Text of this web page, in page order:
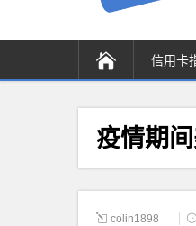
信用卡
疫情期
colin1898